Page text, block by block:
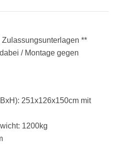
€2.050,00 €.
**
/ Montage gegen
251x126x150cm mit
1200kg